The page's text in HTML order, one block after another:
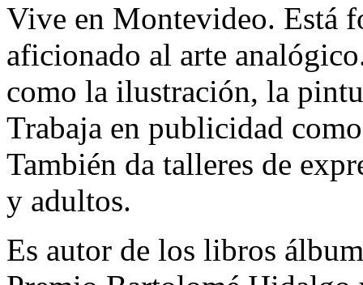
Vive en Montevideo. Está
aficionado al arte
como la ilustración, la
Trabaja en publicidad
También da talleres de
y adultos.
Es autor de los libros